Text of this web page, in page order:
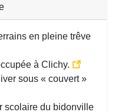
en pleine trêve
à Clichy.
sous « couvert »
scolaire du bidonville